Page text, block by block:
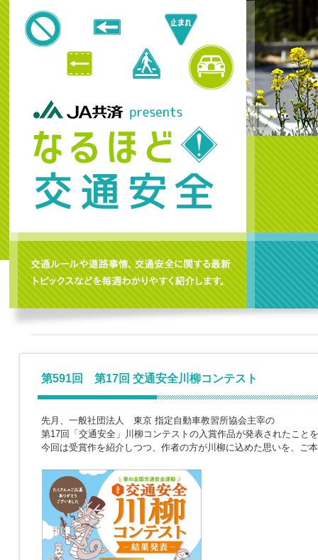
第591回 第17回 交通安全川柳コンテスト
先月、一般社団法人 東京 指定自動車教習所協会主宰の
第17回「交通安全」川柳コンテストの入賞作品が発表されたこと
今回は受賞作を紹介しつつ、作者の方が川柳に込めた思いを、ご